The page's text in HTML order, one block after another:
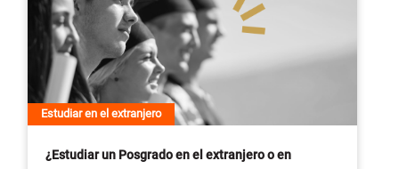
Estudiar en el extranjero
¿Estudiar un Posgrado en el extranjero o en